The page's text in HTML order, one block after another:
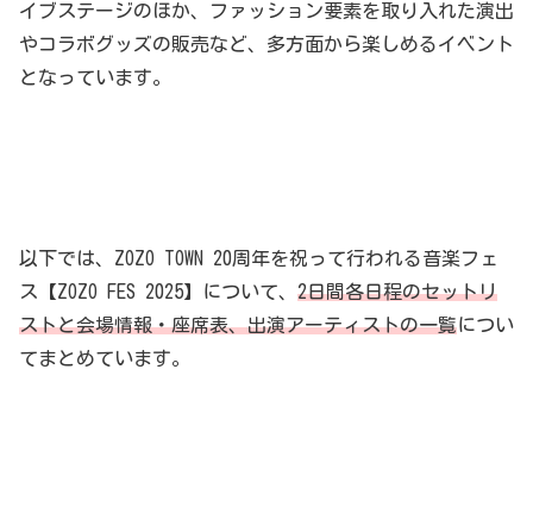
イブステージのほか、ファッション要素を取り入れた演出
やコラボグッズの販売など、多方面から楽しめるイベント
となっています。
以下では、ZOZO TOWN 20周年を祝って行われる音楽フェ
ス【ZOZO FES 2025】について、 2日間各日程のセットリ
ストと会場情報・座席表、出演アーティストの一覧につい
てまとめています。